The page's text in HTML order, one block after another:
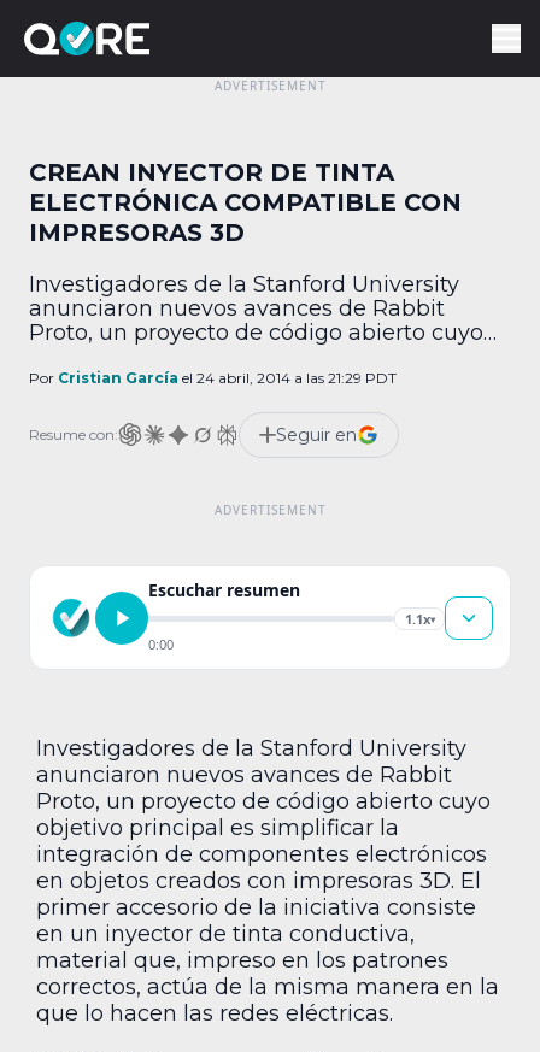
CREAN INYECTOR DE TINTA
ELECTRÓNICA COMPATIBLE CON
IMPRESORAS 3D
Investigadores de la Stanford University
anunciaron nuevos avances de Rabbit
Proto, un proyecto de código abierto cuyo
integración de componentes electrónicos
primer accesorio de la iniciativa consiste en
un inyector de tinta conductiva, material
Por Cristian García el 24 abril, 2014 a las 21:29 PDT
Resume con: Seguir en
Escuchar resumen
1.1x▾
0:00
Investigadores de la Stanford University
anunciaron nuevos avances de Rabbit
Proto, un proyecto de código abierto cuyo
objetivo principal es simplificar la
integración de componentes electrónicos
en objetos creados con impresoras 3D. El
primer accesorio de la iniciativa consiste
en un inyector de tinta conductiva,
material que, impreso en los patrones
correctos, actúa de la misma manera en la
que lo hacen las redes eléctricas.